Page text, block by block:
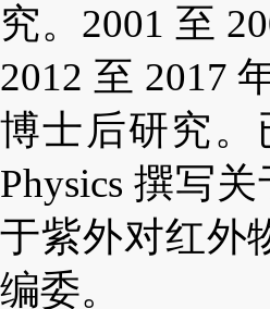
究。2001 至
2012 至 2017
博士后研究。
Physics 撰写
于紫外对红外
编委。